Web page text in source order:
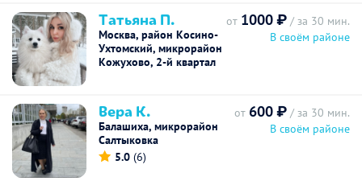
Tатьяна П.
Москва, район Косино-
Ухтомский, микрорайон
Кожухово, 2-й квартал
от 1000 ₽ / за 30 мин.
В своём районе
Вера К.
Балашиха, микрорайон
Салтыковка
5.0 (6)
от 600 ₽ / за 30 мин.
В своём районе